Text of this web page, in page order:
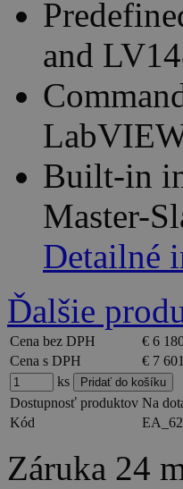
and
Built-in
Master-
Detailné
Ďalšie
Cena bez DPH
€ 6
Cena s DPH
€ 7
ks
Dostupnosť produktov Na
Kód
Záruka 24